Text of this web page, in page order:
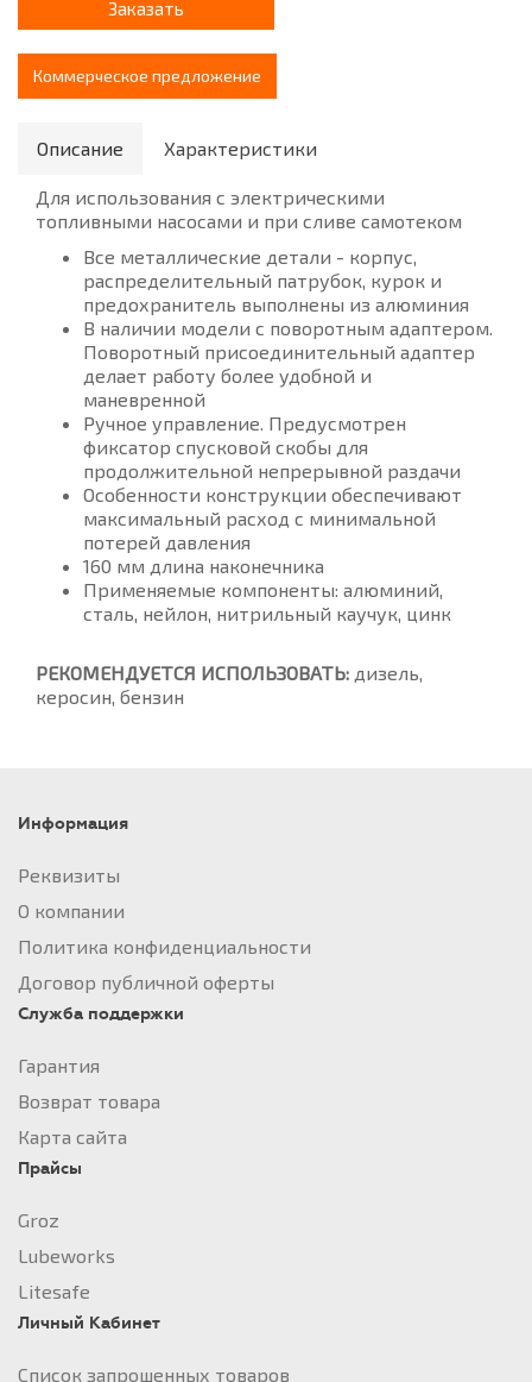
Заказать
Коммерческое предложение
Описание Характеристики
Для использования с электрическими
топливными насосами и при сливе самотеком
Все металлические детали - корпус,
распределительный патрубок, курок и
предохранитель выполнены из алюминия
В наличии модели с поворотным адаптером.
Поворотный присоединительный адаптер
делает работу более удобной и
маневренной
Ручное управление. Предусмотрен
фиксатор спусковой скобы для
продолжительной непрерывной раздачи
Особенности конструкции обеспечивают
максимальный расход с минимальной
потерей давления
160 мм длина наконечника
Применяемые компоненты: алюминий,
сталь, нейлон, нитрильный каучук, цинк
РЕКОМЕНДУЕТСЯ ИСПОЛЬЗОВАТЬ: дизель,
керосин, бензин
Информация
Реквизиты
О компании
Политика конфиденциальности
Договор публичной оферты
Служба поддержки
Гарантия
Возврат товара
Карта сайта
Прайсы
Groz
Lubeworks
Litesafe
Личный Кабинет
Список запрошенных товаров